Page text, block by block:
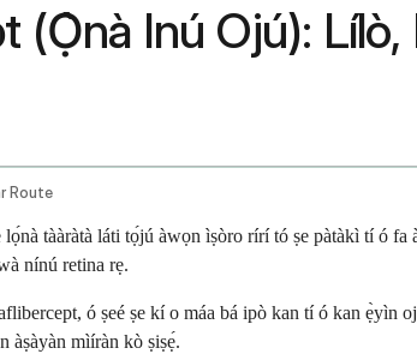
(Ọ̀nà Inú Ojú):
Route
tààràtà láti tọ́jú àwọn ìṣòro rírí tó ṣe pàtàkì tí ó
nínú retina rẹ.
ó ṣeé ṣe kí o máa bá ipò kan tí ó kan
àṣàyàn mìíràn kò ṣiṣẹ́.